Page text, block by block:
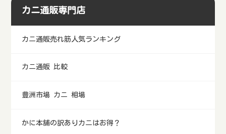
カニ通販専門店
カニ通販売れ筋人気ランキング
カニ通販 比較
豊洲市場 カニ 相場
かに本舗の訳ありカニはお得？